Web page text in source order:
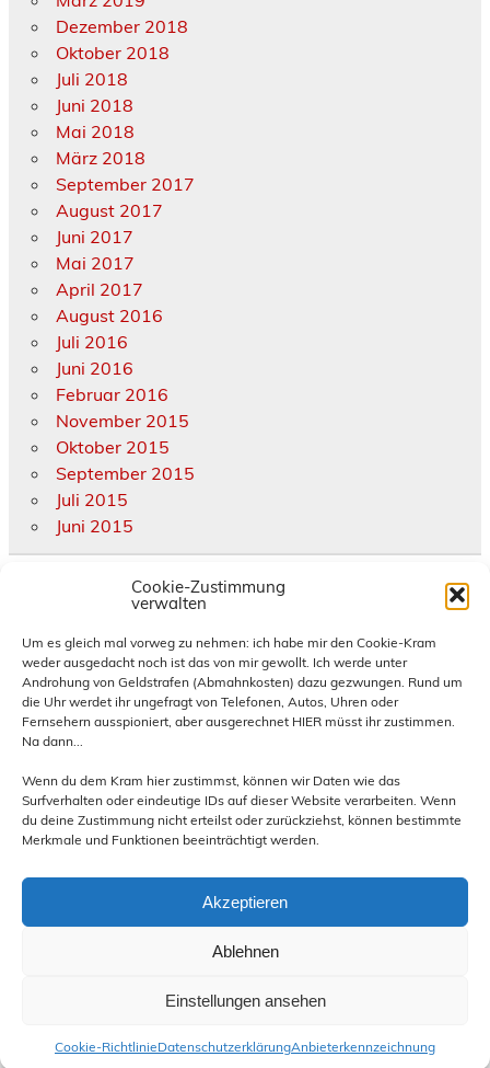
Cookie-Zustimmung
verwalten
Um es gleich mal vorweg zu nehmen: ich habe mir den Cookie-Kram
weder ausgedacht noch ist das von mir gewollt. Ich werde unter
Androhung von Geldstrafen (Abmahnkosten) dazu gezwungen. Rund um
die Uhr werdet ihr ungefragt von Telefonen, Autos, Uhren oder
Fernsehern ausspioniert, aber ausgerechnet HIER müsst ihr zustimmen.
Na dann...
Wenn du dem Kram hier zustimmst, können wir Daten wie das
Surfverhalten oder eindeutige IDs auf dieser Website verarbeiten. Wenn
du deine Zustimmung nicht erteilst oder zurückziehst, können bestimmte
Merkmale und Funktionen beeinträchtigt werden.
Akzeptieren
Ablehnen
Einstellungen ansehen
Cookie-RichtlinieDatenschutzerklärungAnbieterkennzeichnung
Dezember 2018
Oktober 2018
Juli 2018
Juni 2018
Mai 2018
März 2018
September 2017
August 2017
Juni 2017
Mai 2017
April 2017
August 2016
Juli 2016
Juni 2016
Februar 2016
November 2015
Oktober 2015
September 2015
Juli 2015
Juni 2015
Allgemein
diverse Termine und Treffen
eigene Termine und Treffen
Hornburg
News und Infos
Presse
Reiseberichte
Rückblick besuchte Treffen
Rückblick eigene Treffen
Technik